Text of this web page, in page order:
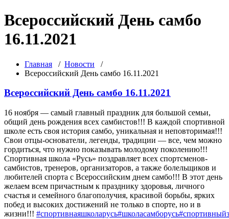
Всероссийский День самбо
16.11.2021
Главная / Новости /
Всероссийский День самбо 16.11.2021
Всероссийский День самбо 16.11.2021
16 ноября — самый главный праздник для большой семьи,
общий день рождения всех самбистов!!! В каждой спортивной
школе есть своя история самбо, уникальная и неповторимая!!!
Свои отцы-основатели, легенды, традиции — все, чем можно
гордиться, что нужно показывать молодому поколению!!!
Спортивная школа «Русь» поздравляет всех спортсменов-
самбистов, тренеров, организаторов, а также болельщиков и
любителей спорта с Всероссийским днем самбо!!! В этот день
желаем всем причастным к празднику здоровья, личного
счастья и семейного благополучия, красивой борьбы, ярких
побед и высоких достижений не только в спорте, но и в
жизни!!! #спортивнаяшколарусь#школасамборусь